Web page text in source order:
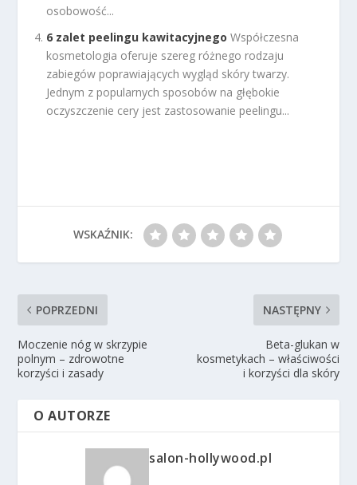
osobowość...
6 zalet peelingu kawitacyjnego Współczesna
kosmetologia oferuje szereg różnego rodzaju
zabiegów poprawiających wygląd skóry twarzy.
Jednym z popularnych sposobów na głębokie
oczyszczenie cery jest zastosowanie peelingu...
WSKAŹNIK:
POPRZEDNI
Moczenie nóg w skrzypie
polnym – zdrowotne
korzyści i zasady
NASTĘPNY
Beta-glukan w
kosmetykach – właściwości
i korzyści dla skóry
O AUTORZE
salon-hollywood.pl